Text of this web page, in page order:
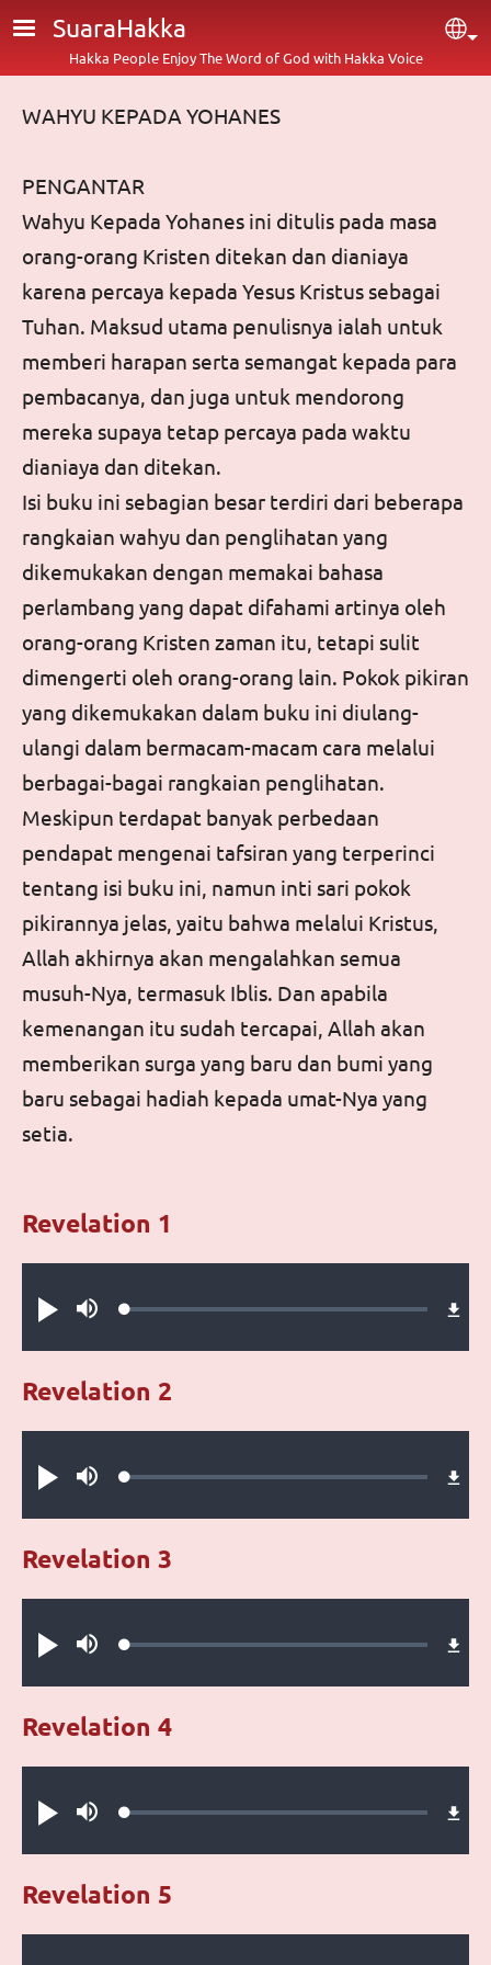
Skip to main content
SuaraHakka
Hakka People Enjoy The Word of God with Hakka Voice
WAHYU KEPADA YOHANES
PENGANTAR
Wahyu Kepada Yohanes ini ditulis pada masa
orang-orang Kristen ditekan dan dianiaya
karena percaya kepada Yesus Kristus sebagai
Tuhan. Maksud utama penulisnya ialah untuk
memberi harapan serta semangat kepada para
pembacanya, dan juga untuk mendorong
mereka supaya tetap percaya pada waktu
dianiaya dan ditekan.
Isi buku ini sebagian besar terdiri dari beberapa
rangkaian wahyu dan penglihatan yang
dikemukakan dengan memakai bahasa
perlambang yang dapat difahami artinya oleh
orang-orang Kristen zaman itu, tetapi sulit
dimengerti oleh orang-orang lain. Pokok pikiran
yang dikemukakan dalam buku ini diulang-
ulangi dalam bermacam-macam cara melalui
berbagai-bagai rangkaian penglihatan.
Meskipun terdapat banyak perbedaan
pendapat mengenai tafsiran yang terperinci
tentang isi buku ini, namun inti sari pokok
pikirannya jelas, yaitu bahwa melalui Kristus,
Allah akhirnya akan mengalahkan semua
musuh-Nya, termasuk Iblis. Dan apabila
kemenangan itu sudah tercapai, Allah akan
memberikan surga yang baru dan bumi yang
baru sebagai hadiah kepada umat-Nya yang
setia.
Play MuteLoaded:
Revelation 1
Play MuteLoaded:
Revelation 2
Play MuteLoaded:
Revelation 3
Play MuteLoaded:
Revelation 4
Revelation 5